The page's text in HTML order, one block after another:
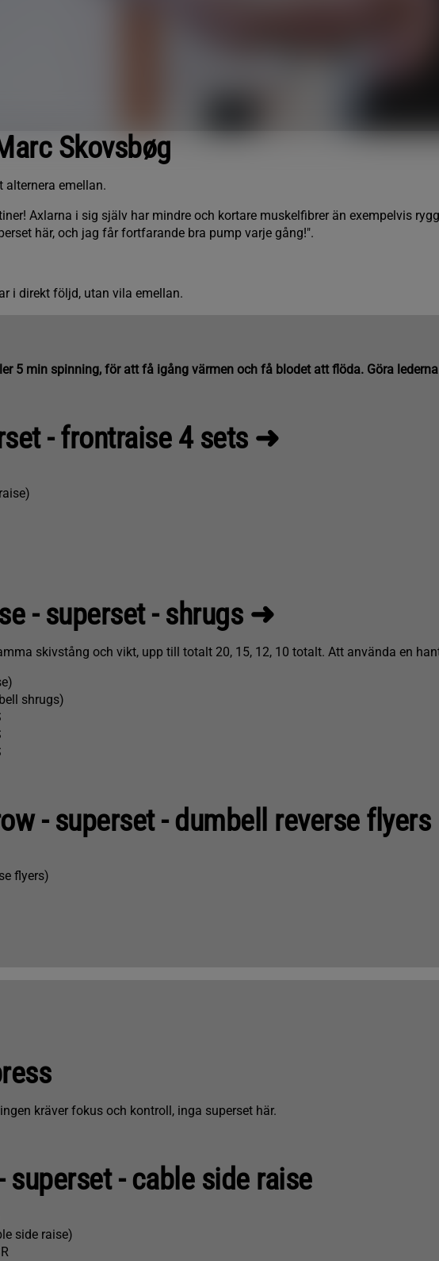
Skovsbøg
alternera emellan.
Axlarna i sig själv har mindre och kortare muskelfibrer än exempelvis
här, och jag får fortfarande bra pump varje gång!".
i direkt följd, utan vila emellan.
5 min spinning, för att få igång värmen och få blodet att flöda. Göra
- frontraise 4 sets ➜
- superset - shrugs ➜
skivstång och vikt, upp till totalt 20, 15, 12, 10 totalt. Att använda en
shrugs)
- superset - dumbell reverse
flyers)
kräver fokus och kontroll, inga superset här.
superset - cable side raise
side raise)